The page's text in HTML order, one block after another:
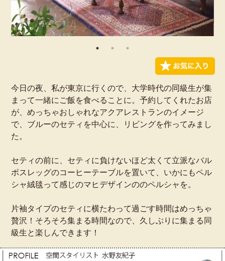
今日の夜、私が東京に行くので、大学時代の同級生が集
まって一緒にご飯を食べることに。予約してくれたお店
が、めっちゃおしゃれなアクアレストランのイメージ
で、ブルーのセティを中心に、リビングを作ってみまし
た。
セティの前に、セティに負けないほど太くて立派なバル
ボスレッグのコーヒーテーブルを置いて、いかにもペル
シャ絨毯って感じのマヒデザインののペルシャを。
片袖タイプのセティに横たわって過ごす時間はめっちゃ
贅沢！そろそろ集まる時間なので、久しぶりに集まる同
級生と楽しんできます！